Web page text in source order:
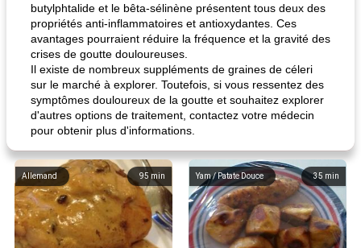
butylphtalide et le bêta-sélinène présentent tous deux des
propriétés anti-inflammatoires et antioxydantes. Ces
avantages pourraient réduire la fréquence et la gravité des
crises de goutte douloureuses.
Il existe de nombreux suppléments de graines de céleri
sur le marché à explorer. Toutefois, si vous ressentez des
symptômes douloureux de la goutte et souhaitez explorer
d'autres options de traitement, contactez votre médecin
pour obtenir plus d'informations.
95 min
Allemand 35 min
Yam / Patate Douce